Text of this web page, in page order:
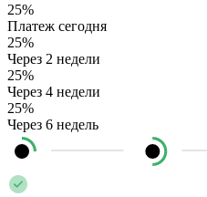
25%
Платеж сегодня
25%
Через 2 недели
25%
Через 4 недели
25%
Через 6 недель